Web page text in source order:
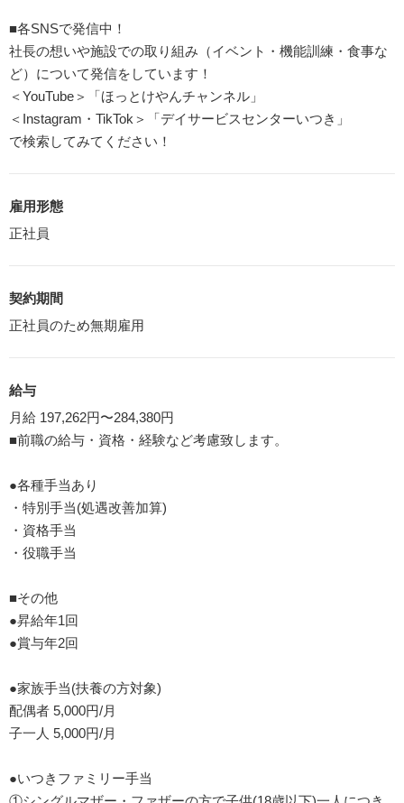
■各SNSで発信中！
社長の想いや施設での取り組み（イベント・機能訓練・食事な
ど）について発信をしています！
＜YouTube＞「ほっとけやんチャンネル」
＜Instagram・TikTok＞「デイサービスセンターいつき」
で検索してみてください！
雇用形態
正社員
契約期間
正社員のため無期雇用
給与
月給 197,262円〜284,380円
■前職の給与・資格・経験など考慮致します。
●各種手当あり
・特別手当(処遇改善加算)
・資格手当
・役職手当
■その他
●昇給年1回
●賞与年2回
●家族手当(扶養の方対象)
配偶者 5,000円/月
子一人 5,000円/月
●いつきファミリー手当